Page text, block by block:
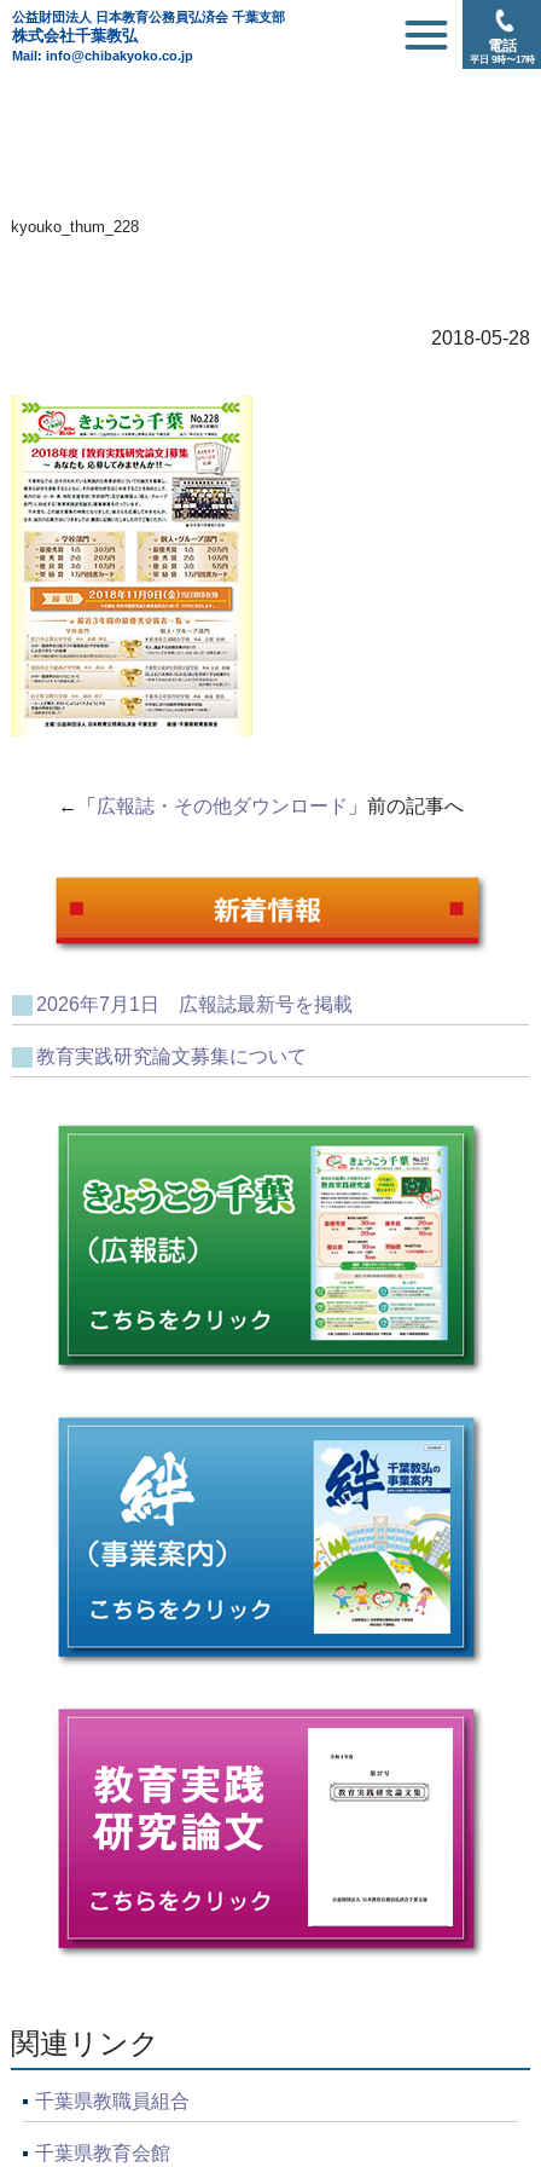
公益財団法人 日本教育公務員弘済会 千葉支部
株式会社千葉教弘
Mail: info@chibakyoko.co.jp
電話
平日 9時〜17時
kyouko_thum_228
2018-05-28
←「 広報誌・その他ダウンロード 」前の記事へ
2026年7月1日 広報誌最新号を掲載
教育実践研究論文募集について
関連リンク
千葉県教職員組合
千葉県教育会館